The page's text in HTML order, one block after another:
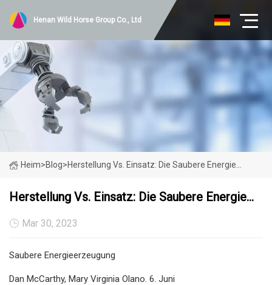
Henan Wild Horse Group Co., Ltd
Heim>Blog>Herstellung Vs. Einsatz: Die Saubere Energie…
Herstellung Vs. Einsatz: Die Saubere Energie…
Mar 30, 2023
Saubere Energieerzeugung
Dan McCarthy, Mary Virginia Olano. 6. Juni